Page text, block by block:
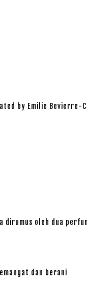
by Emilie Bevierre-
dirumus oleh dua
dan berani